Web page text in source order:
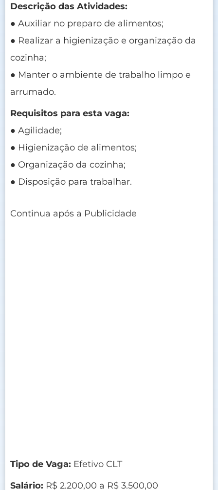
Descrição das Atividades:
● Auxiliar no preparo de alimentos;
● Realizar a higienização e organização da
cozinha;
● Manter o ambiente de trabalho limpo e
arrumado.
Requisitos para esta vaga:
● Agilidade;
● Higienização de alimentos;
● Organização da cozinha;
● Disposição para trabalhar.
Continua após a Publicidade
Tipo de Vaga: Efetivo CLT
Salário: R$ 2.200,00 a R$ 3.500,00